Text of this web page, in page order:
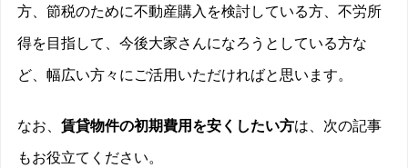
方、節税のために不動産購入を検討している方、不労所
得を目指して、今後大家さんになろうとしている方な
ど、幅広い方々にご活用いただければと思います。
なお、 賃貸物件の初期費用を安くしたい方は、次の記事
もお役立てください。